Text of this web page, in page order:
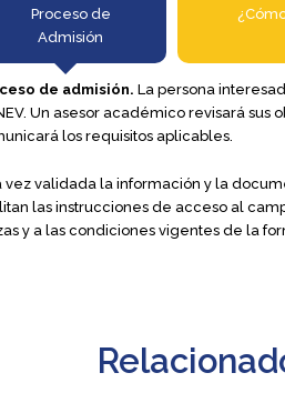
Proceso de
Admisión​
de admisión. La persona
Un asesor académico revisará
los requisitos aplicables.
vez validada la información y la
las instrucciones de acceso al
y a las condiciones vigentes de la